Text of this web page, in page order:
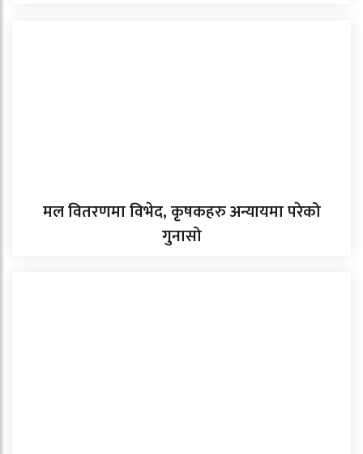
मल वितरणमा विभेद, कृषकहरु अन्यायमा परेको
गुनासो